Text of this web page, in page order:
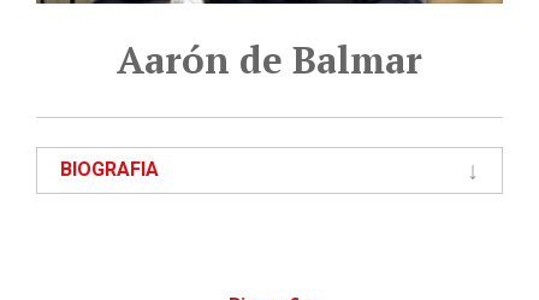
Aarón de Balmar
BIOGRAFIA